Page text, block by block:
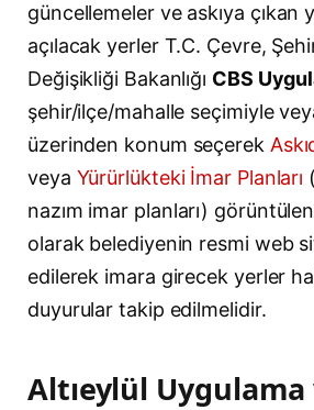
güncellemeler ve askıya çıkan
açılacak yerler T.C. Çevre,
Değişikliği Bakanlığı CBS
şehir/ilçe/mahalle seçimiyle
üzerinden konum seçerek
veya Yürürlükteki İmar Planları
nazım imar planları)
olarak belediyenin resmi web
edilerek imara girecek yerler
duyurular takip edilmelidir.
Altıeylül Uygulama